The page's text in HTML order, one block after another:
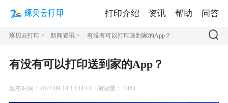
琢贝云打印 > 新闻资讯 > 有没有可以打印送到家的App？
有没有可以打印送到家的App？
发布时间：2024-09-18 13:34:13 阅读量： 1863
打印介绍 资讯 帮助 问答